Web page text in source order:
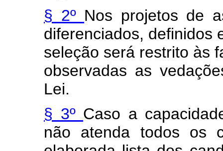
§ 2º Nos projetos de
diferenciados, definidos
seleção será restrito às
observadas as
Lei.
§ 3º Caso a
não atenda todos os